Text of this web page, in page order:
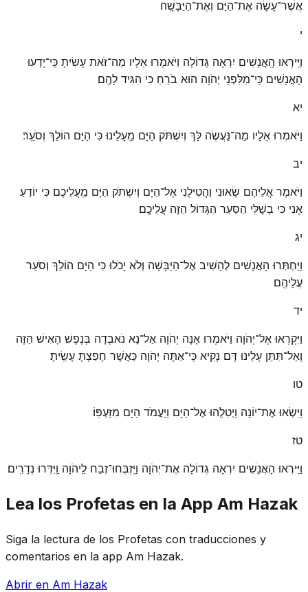
אֲשֶׁר־עָשָׂה אֶת־הַיָּם וְאֶת־הַיַּבָּשָֽׁה׃
י
וַיִּֽירְאוּ הָֽאֲנָשִׁים יִרְאָה גְדוֹלָה וַיֹּאמְרוּ אֵלָיו מַה־זֹּאת עָשִׂיתָ כִּֽי־יָדְעוּ
הָאֲנָשִׁים כִּֽי־מִלִּפְנֵי יְהֹוָה הוּא בֹרֵחַ כִּי הִגִּיד לָהֶֽם׃
יא
וַיֹּאמְרוּ אֵלָיו מַה־נַּעֲשֶׂה לָּךְ וְיִשְׁתֹּק הַיָּם מֵֽעָלֵינוּ כִּי הַיָּם הוֹלֵךְ וְסֹעֵֽר׃
יב
וַיֹּאמֶר אֲלֵיהֶם שָׂאוּנִי וַהֲטִילֻנִי אֶל־הַיָּם וְיִשְׁתֹּק הַיָּם מֵֽעֲלֵיכֶם כִּי יוֹדֵעַ
אָנִי כִּי בְשֶׁלִּי הַסַּעַר הַגָּדוֹל הַזֶּה עֲלֵיכֶֽם׃
יג
וַיַּחְתְּרוּ הָאֲנָשִׁים לְהָשִׁיב אֶל־הַיַּבָּשָׁה וְלֹא יָכֹלוּ כִּי הַיָּם הוֹלֵךְ וְסֹעֵר
עֲלֵיהֶֽם׃
יד
וַיִּקְרְאוּ אֶל־יְהֹוָה וַיֹּאמְרוּ אָנָּה יְהֹוָה אַל־נָא נֹאבְדָה בְּנֶפֶשׁ הָאִישׁ הַזֶּה
וְאַל־תִּתֵּן עָלֵינוּ דָּם נָקִיא כִּֽי־אַתָּה יְהֹוָה כַּאֲשֶׁר חָפַצְתָּ עָשִֽׂיתָ׃
טו
וַיִּשְׂאוּ אֶת־יוֹנָה וַיְטִלֻהוּ אֶל־הַיָּם וַיַּעֲמֹד הַיָּם מִזַּעְפּֽוֹ׃
טז
וַיִּֽירְאוּ הָאֲנָשִׁים יִרְאָה גְדוֹלָה אֶת־יְהֹוָה וַיִּֽזְבְּחוּ־זֶבַח לַֽיהֹוָה וַֽיִּדְּרוּ נְדָרִֽים׃
Lea los Profetas en la App Am Hazak
Siga la lectura de los Profetas con traducciones y
comentarios en la app Am Hazak.
Abrir en Am Hazak